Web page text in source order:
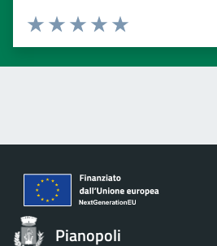
Valuta 5 stelle su 5
Valuta 4 stelle su 5
Valuta 3 stelle su 5
Valuta 2 stelle su 5
Valuta 1 stelle su 5
Pianopoli